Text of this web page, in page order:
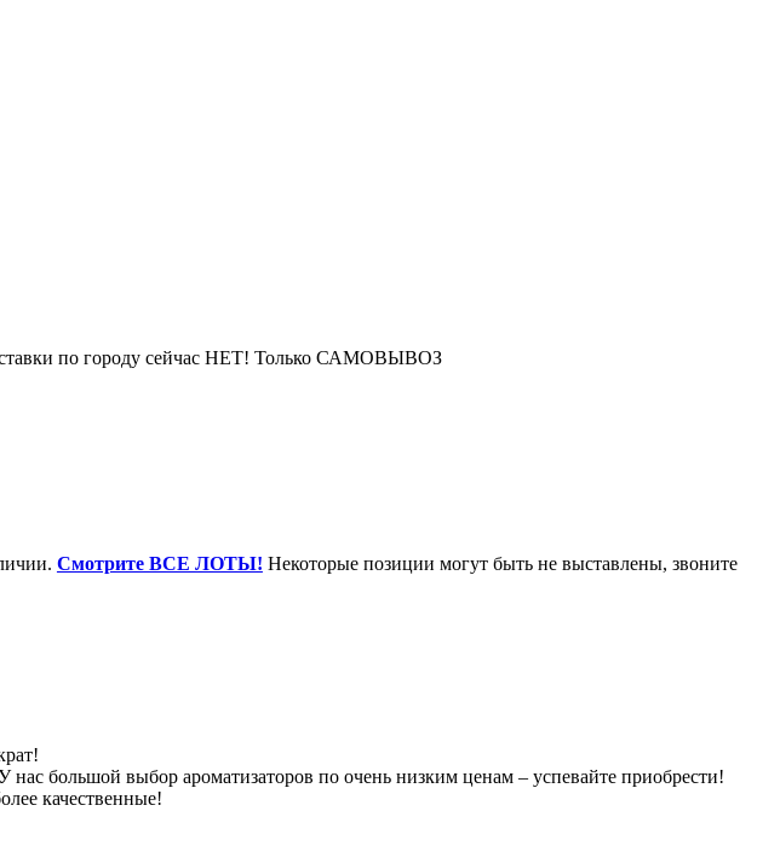
по городу сейчас НЕТ! Только САМОВЫВОЗ
Смотрите ВСЕ ЛОТЫ! Некоторые позиции могут быть не выставлены, звоните
большой выбор ароматизаторов по очень низким ценам – успевайте приобрести!
качественные!